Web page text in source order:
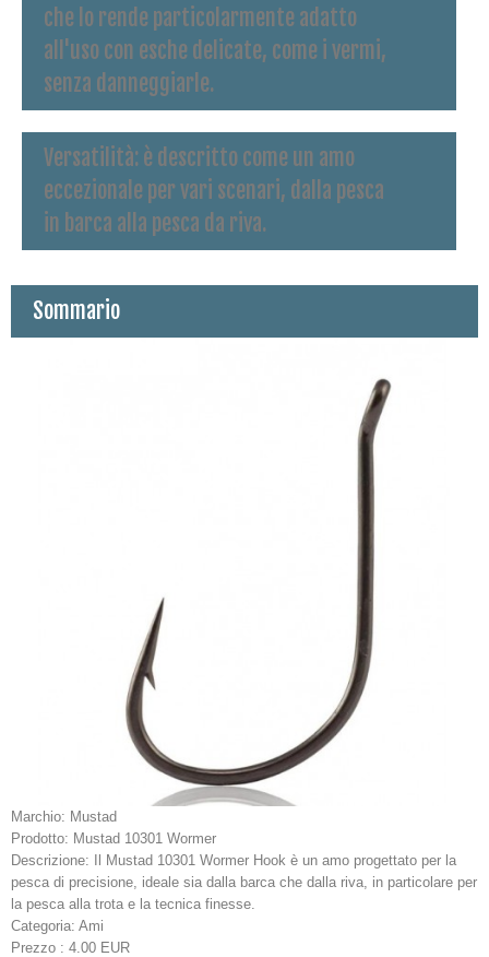
che lo rende particolarmente adatto
all'uso con esche delicate, come i vermi,
senza danneggiarle.
Versatilità: è descritto come un amo
eccezionale per vari scenari, dalla pesca
in barca alla pesca da riva.
Sommario
Marchio: Mustad
Prodotto: Mustad 10301 Wormer
Descrizione:
Il Mustad 10301 Wormer Hook è un amo progettato per la
pesca di precisione, ideale sia dalla barca che dalla riva, in particolare per
la pesca alla trota e la tecnica finesse.
Categoria: Ami
Prezzo : 4.00EUR